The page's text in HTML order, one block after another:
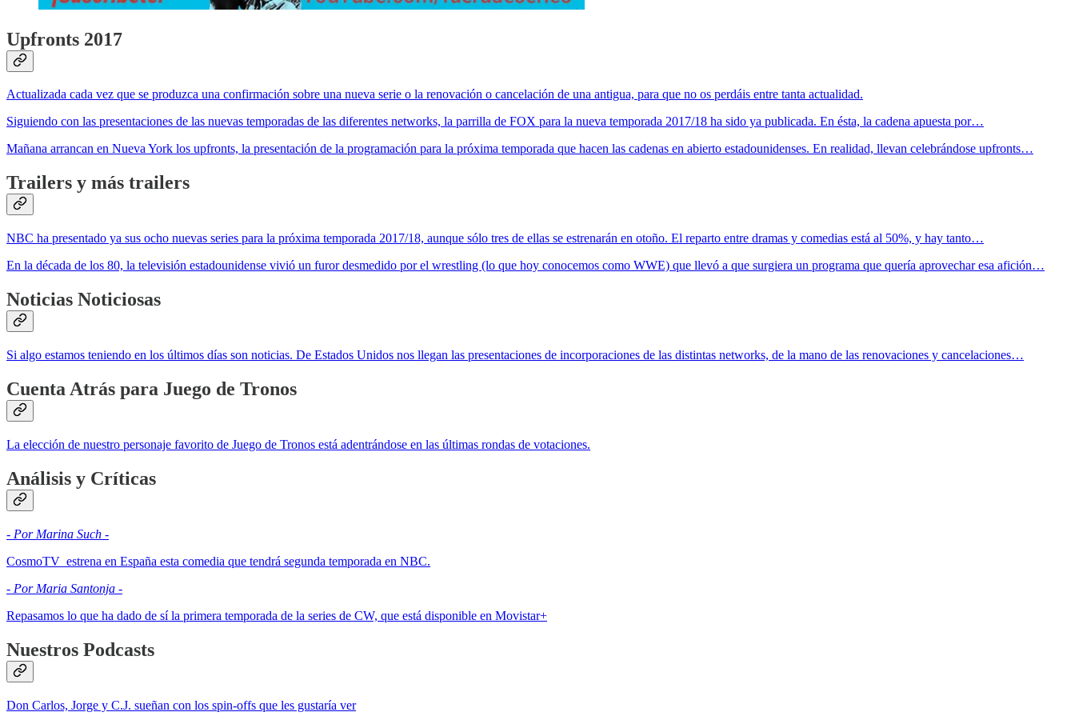
Upfronts 2017
Actualizada cada vez que se produzca una confirmación sobre una nueva serie o la renovación o cancelación de una antigua, para que no os perdáis entre tanta actualidad.
Siguiendo con las presentaciones de las nuevas temporadas de las diferentes networks, la parrilla de FOX para la nueva temporada 2017/18 ha sido ya publicada. En ésta, la cadena apuesta por…
Mañana arrancan en Nueva York los upfronts, la presentación de la programación para la próxima temporada que hacen las cadenas en abierto estadounidenses. En realidad, llevan celebrándose upfronts…
Trailers y más trailers
NBC ha presentado ya sus ocho nuevas series para la próxima temporada 2017/18, aunque sólo tres de ellas se estrenarán en otoño. El reparto entre dramas y comedias está al 50%, y hay tanto…
En la década de los 80, la televisión estadounidense vivió un furor desmedido por el wrestling (lo que hoy conocemos como WWE) que llevó a que surgiera un programa que quería aprovechar esa afición…
Noticias Noticiosas
Si algo estamos teniendo en los últimos días son noticias. De Estados Unidos nos llegan las presentaciones de incorporaciones de las distintas networks, de la mano de las renovaciones y cancelaciones…
Cuenta Atrás para Juego de Tronos
La elección de nuestro personaje favorito de Juego de Tronos está adentrándose en las últimas rondas de votaciones.
Análisis y Críticas
- Por Marina Such -
CosmoTV estrena en España esta comedia que tendrá segunda temporada en NBC.
- Por Maria Santonja -
Repasamos lo que ha dado de sí la primera temporada de la series de CW, que está disponible en Movistar+
Nuestros Podcasts
Don Carlos, Jorge y C.J. sueñan con los spin-offs que les gustaría ver